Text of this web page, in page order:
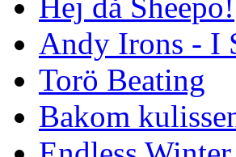
Andy Irons - I
Torö Beating
Bakom